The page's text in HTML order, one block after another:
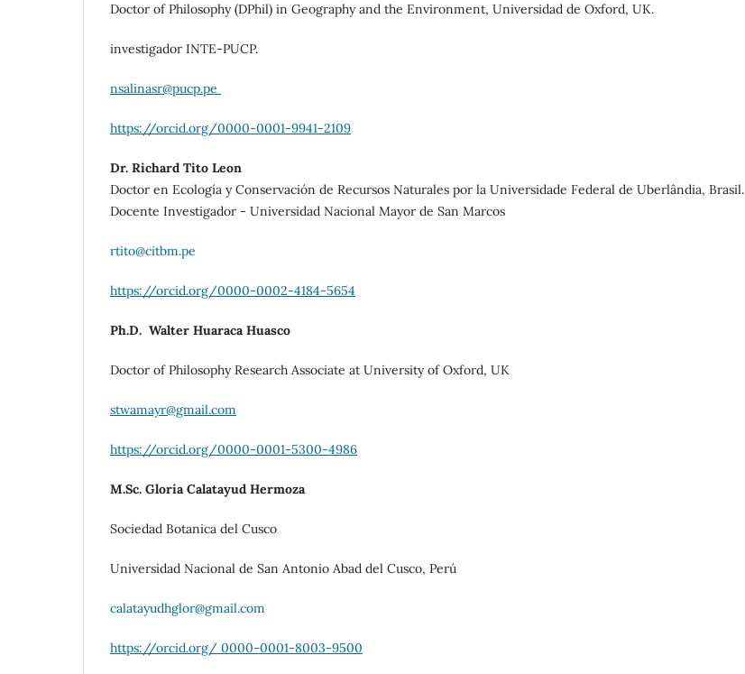
Doctor of Philosophy (DPhil) in Geography and the Environment, Universidad de Oxford, UK.
investigador INTE-PUCP.
nsalinasr@pucp.pe
https://orcid.org/0000-0001-9941-2109
Dr. Richard Tito Leon
Doctor en Ecología y Conservación de Recursos Naturales por la Universidade Federal de Uberlândia, Brasil.
Docente Investigador - Universidad Nacional Mayor de San Marcos
rtito@citbm.pe
https://orcid.org/0000-0002-4184-5654
Ph.D. Walter Huaraca Huasco
Doctor of Philosophy Research Associate at University of Oxford, UK
stwamayr@gmail.com
https://orcid.org/0000-0001-5300-4986
M.Sc. Gloria Calatayud Hermoza
Sociedad Botanica del Cusco
Universidad Nacional de San Antonio Abad del Cusco, Perú
calatayudhglor@gmail.com
https://orcid.org/ 0000-0001-8003-9500